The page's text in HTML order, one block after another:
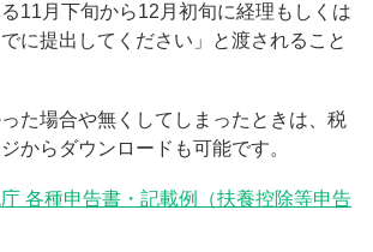
11月下旬から12月初旬に経理もしくは
に提出してください」と渡されること
た場合や無くしてしまったときは、税
からダウンロードも可能です。
各種申告書・記載例（扶養控除等申告